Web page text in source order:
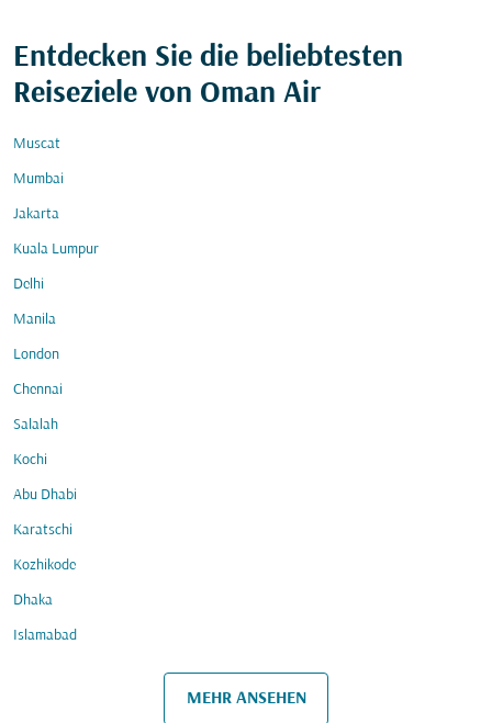
Entdecken Sie die beliebtesten
Reiseziele von Oman Air
Muscat
Mumbai
Jakarta
Kuala Lumpur
Delhi
Manila
London
Chennai
Salalah
Kochi
Abu Dhabi
Karatschi
Kozhikode
Dhaka
Islamabad
MEHR ANSEHEN